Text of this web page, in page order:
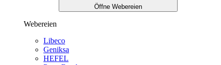
Öffne Webereien
Webereien
Libeco
Geniksa
HEFEL